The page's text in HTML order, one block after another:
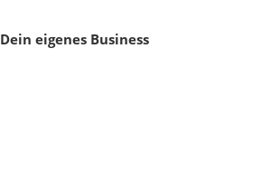
Dein eigenes Business